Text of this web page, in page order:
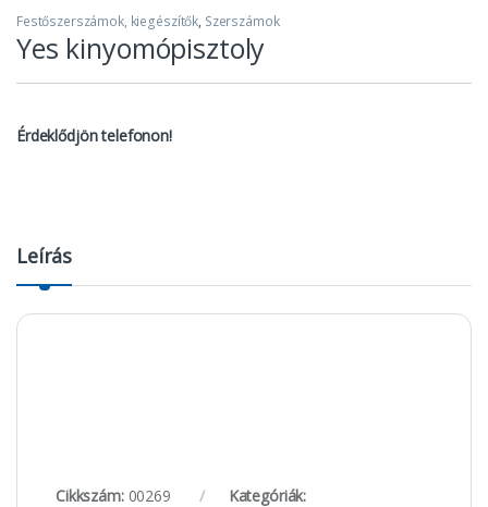
Festőszerszámok, kiegészítők, Szerszámok
Yes kinyomópisztoly
Érdeklődjön telefonon!
Leírás
Cikkszám: 00269
Kategóriák: